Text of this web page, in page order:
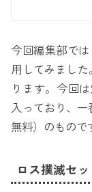
今回編集部で
用してみまし
ります。今回
入っており、
無料）のもので
ロス撲滅セ